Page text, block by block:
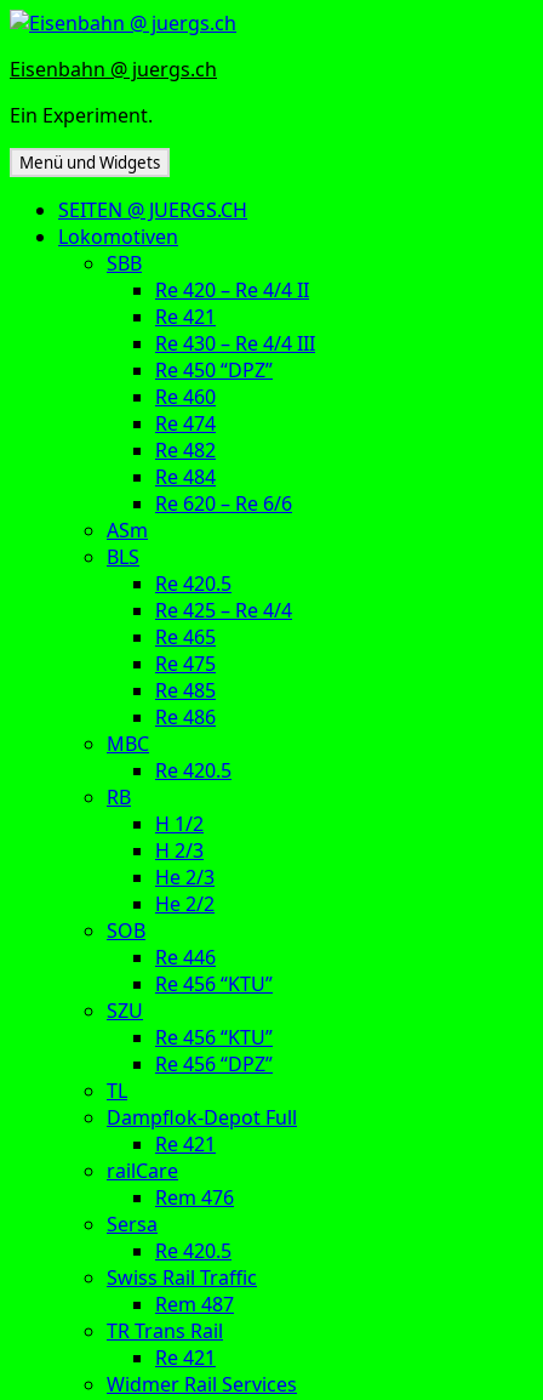
Zum
springen
Eisenbahn @ juergs.ch
Ein Experiment.
Menü und Widgets
SEITEN @ JUERGS.CH
Lokomotiven
SBB
Re 420 – Re 4/4 II
Re 421
Re 430 – Re 4/4 III
Re 450 “DPZ”
Re 460
Re 474
Re 482
Re 484
Re 620 – Re 6/6
ASm
BLS
Re 420.5
Re 425 – Re 4/4
Re 465
Re 475
Re 485
Re 486
MBC
Re 420.5
RB
H 1/2
H 2/3
He 2/3
He 2/2
SOB
Re 446
Re 456 “KTU”
SZU
Re 456 “KTU”
Re 456 “DPZ”
TL
Dampflok-Depot Full
Re 421
railCare
Rem 476
Sersa
Re 420.5
Swiss Rail Traffic
Rem 487
TR Trans Rail
Re 421
Widmer Rail Services